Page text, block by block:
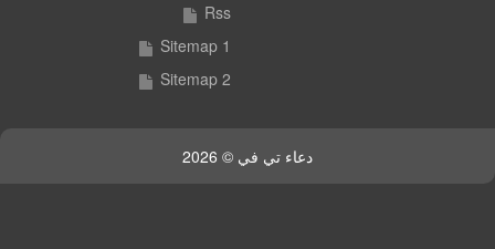
Rss
Sitemap 1
Sitemap 2
دعاء تي في © 2026